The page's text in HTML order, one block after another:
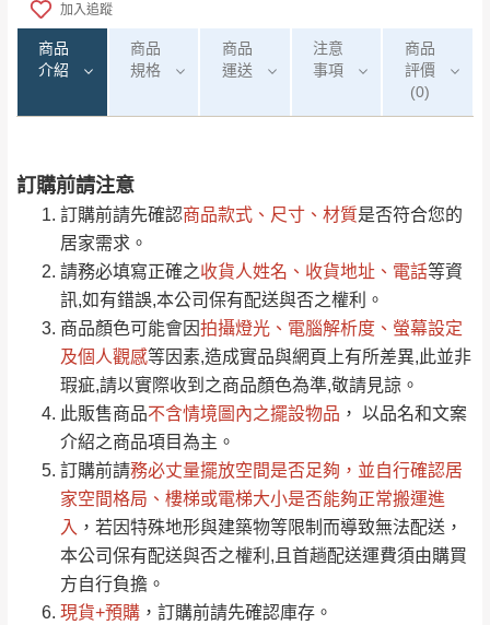
加入追蹤
商品
介紹
商品
規格
商品
運送
注意
事項
商品
評價
(0)
訂購前請注意
訂購前請先確認商品款式、尺寸、材質是否符合您的
居家需求。
請務必填寫正確之收貨人姓名、收貨地址、電話等資
訊,如有錯誤,本公司保有配送與否之權利。
商品顏色可能會因拍攝燈光、電腦解析度、螢幕設定
及個人觀感等因素,造成實品與網頁上有所差異,此並非
瑕疵,請以實際收到之商品顏色為準,敬請見諒。
此販售商品不含情境圖內之擺設物品 ， 以品名和文案
介紹之商品項目為主。
訂購前請務必丈量擺放空間是否足夠 ，並自行確認居
家空間格局、 樓梯或電梯大小是否能夠正常搬運進
入 ，若因特殊地形與建築物等限制而導致無法配送，
本公司保有配送與否之權利,且首趟配送運費須由購買
方自行負擔。
現貨+預購 ，訂購前請先確認庫存。
運 費 說 明
運送地區 運送費用
偏遠地區
（請先線上詢問 LINE
→@dershin ）
桃園
免 運
復興鄉
新竹
峨眉鄉、五峰鄉、
橫山、北埔鄉、尖
石鄉、寶山鄉山
區、新埔山區、芎
注意事項：
由於品項繁多，網頁無法及時更新，如有需
要購買商品，請於出發前來電或到「官方
Line客服」來信確認商品是否有「現貨」與
「金額」。
若商品價格或庫存有異常，商家有權取消訂
單。部分網路商品恕無法更改原設計或客製，敬請
見諒！
接單後二日內(不含例假日)，我們客服會與您
電話聯絡或E-Mail通知確認訂單。
（線上客
服 LINE → @dershin）
下單前先詢問是否現貨 ，若未詢問下單後無
現貨我們客服會再來電或E-Mail與您聯絡
（洽詢方式請搜尋 Line ID →
0/5 (0)筆
全部 依評論高至低排列
依評論低至高排列 只顯示附上圖片
只顯示附上評論